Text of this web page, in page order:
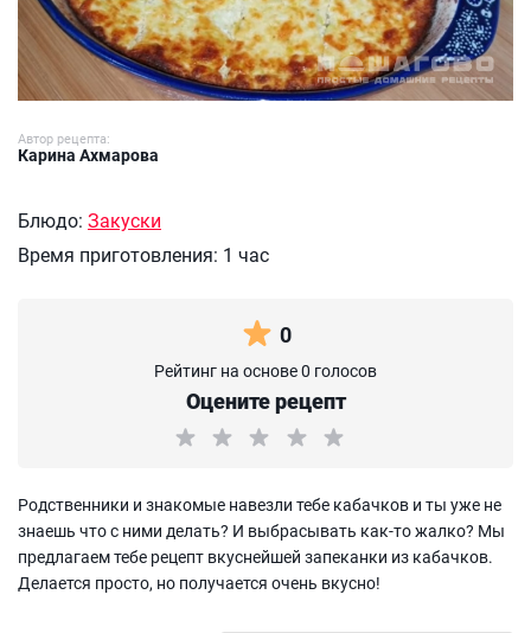
Автор рецепта:
Карина Ахмарова
Блюдо: Закуски
Время приготовления: 1 час
0
Рейтинг на основе 0 голосов
Оцените рецепт
Родственники и знакомые навезли тебе кабачков и ты уже не
знаешь что с ними делать? И выбрасывать как-то жалко? Мы
предлагаем тебе рецепт вкуснейшей запеканки из кабачков.
Делается просто, но получается очень вкусно!